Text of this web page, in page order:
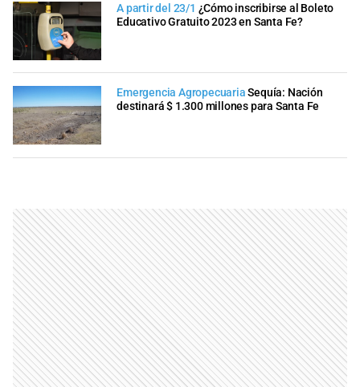
A partir del 23/1 ¿Cómo inscribirse al Boleto
Educativo Gratuito 2023 en Santa Fe?
Emergencia Agropecuaria Sequía: Nación
destinará $ 1.300 millones para Santa Fe